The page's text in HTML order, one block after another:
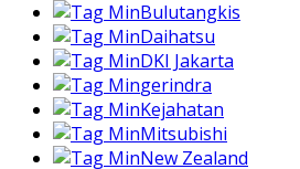
Bulutangkis
Daihatsu
DKI Jakarta
gerindra
Kejahatan
Mitsubishi
New Zealand